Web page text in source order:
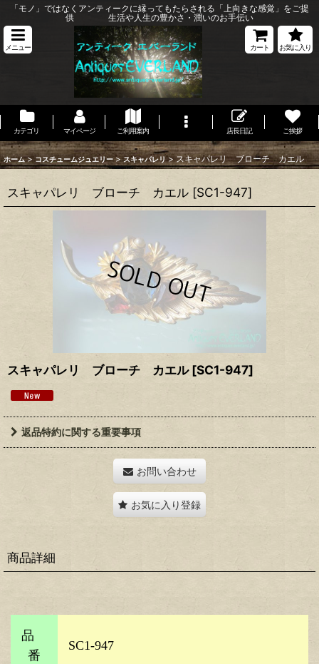
「モノ」ではなくアンティークに縁ってもたらされる「上向きな感覚」をご提
供 生活や人生の豊かさ・潤いのお手伝い
メニュー カート お気に入り
カテゴリ マイページ ご利用案内 店長日記 ご挨拶
ホーム > コスチュームジュエリー > スキャパレリ > スキャパレリ ブローチ カエル
スキャパレリ ブローチ カエル [SC1-947]
スキャパレリ ブローチ カエル [SC1-947]
返品特約に関する重要事項
お問い合わせ
お気に入り登録
商品詳細
品
番
SC1-947